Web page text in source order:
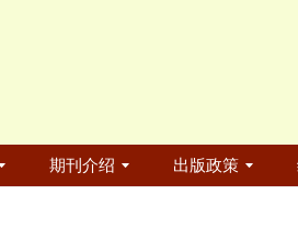
期刊介绍 出版政策